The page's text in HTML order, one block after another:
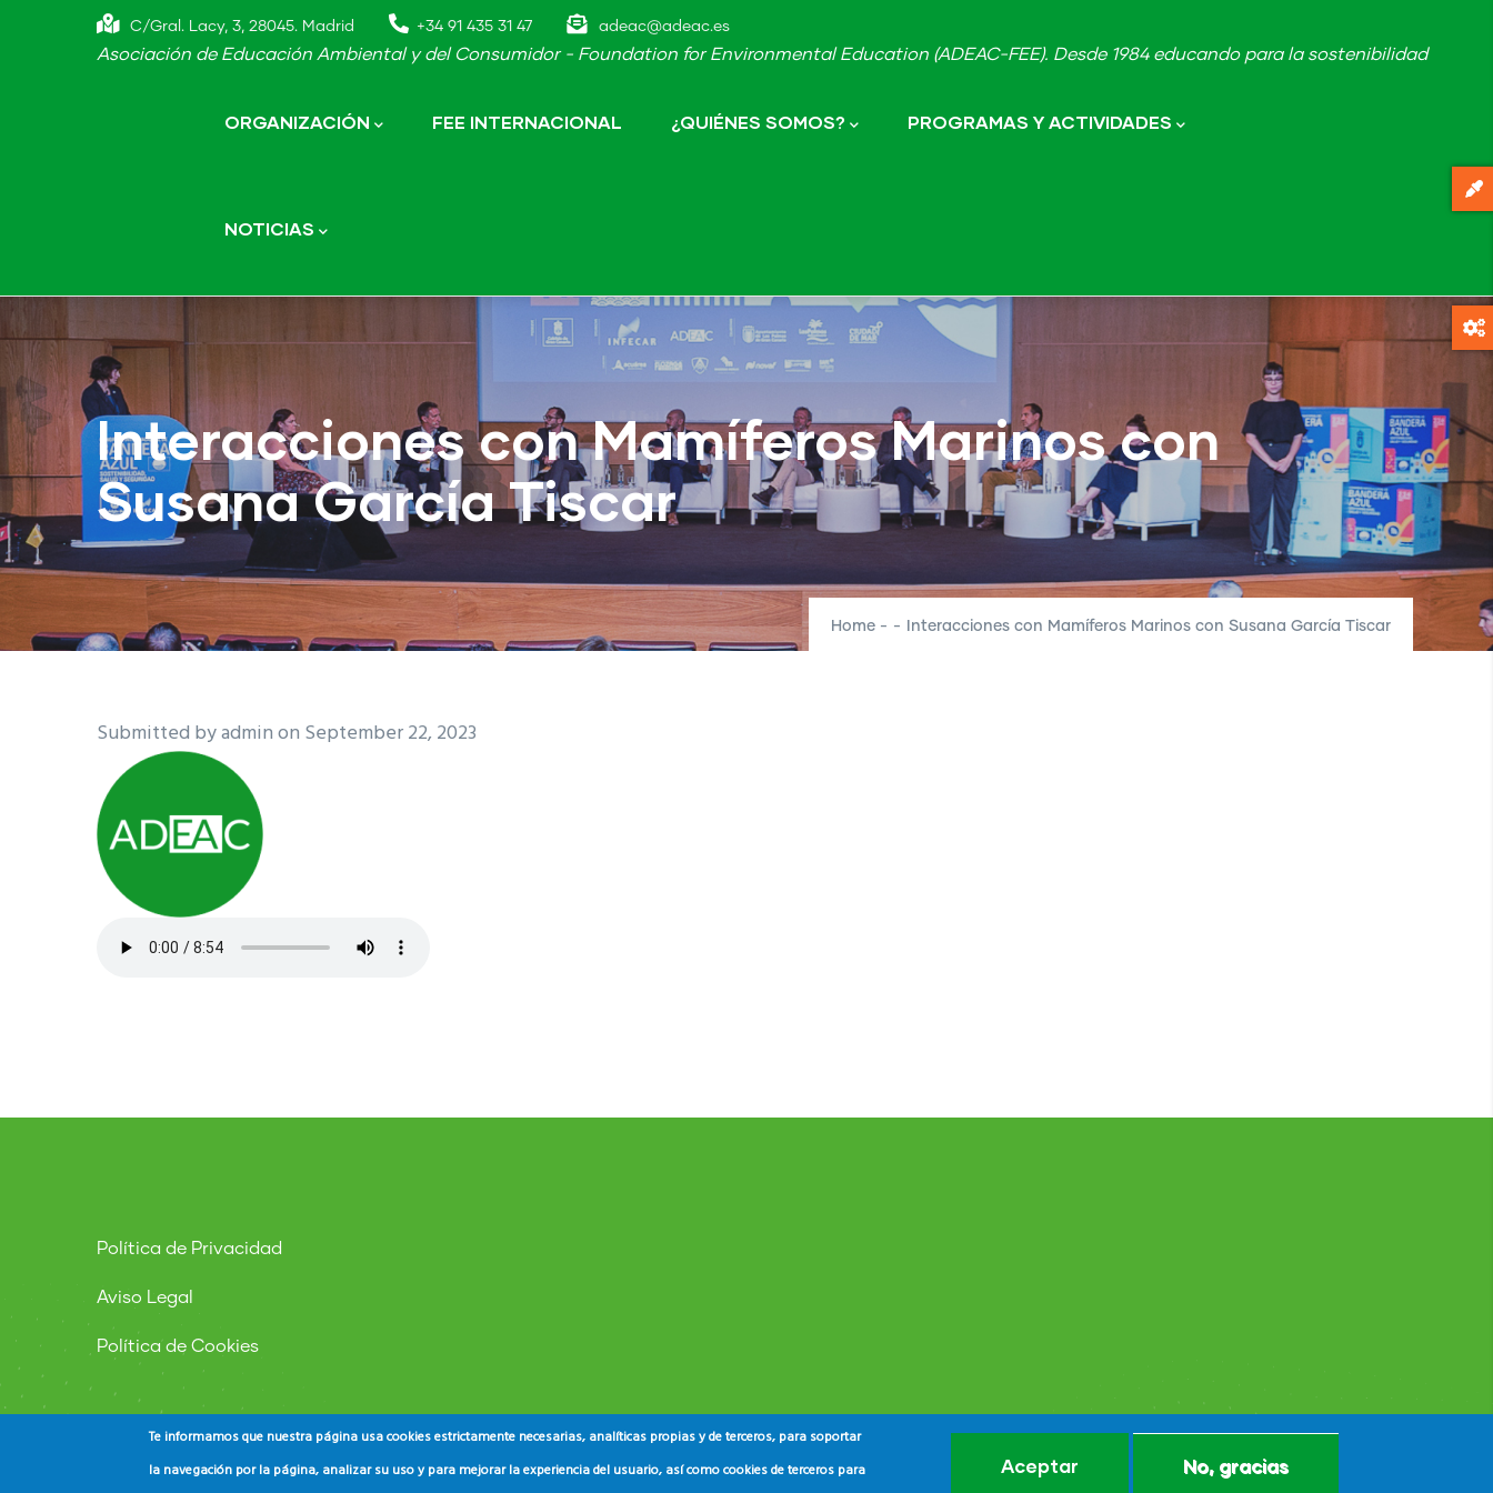
C/Gral. Lacy, 3, 28045. Madrid +34 91 435 31 47 adeac@adeac.es
Asociación de Educación Ambiental y del Consumidor - Foundation for Environmental Education (ADEAC-FEE). Desde 1984 educando para la sostenibilidad
navigation
ORGANIZACIÓN FEE INTERNACIONAL ¿QUIÉNES SOMOS? PROGRAMAS Y ACTIVIDADES
NOTICIAS
Interacciones con Mamíferos Marinos con
Susana García Tiscar
Home - - Interacciones con Mamíferos Marinos con Susana García Tiscar
Submitted byadminon September 22, 2023
Política de Privacidad
Aviso Legal
Política de Cookies
Te informamos que nuestra página usa cookies estrictamente necesarias, analíticas propias y de terceros, para soportar
la navegación por la página, analizar su uso y para mejorar la experiencia del usuario, así como cookies de terceros para
Aceptar No, gracias